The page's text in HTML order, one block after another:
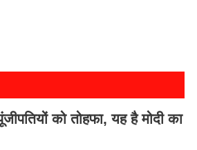
को तोहफा, यह है मोदी का